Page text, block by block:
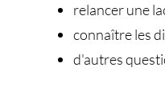
relancer une
connaître les
d'autres